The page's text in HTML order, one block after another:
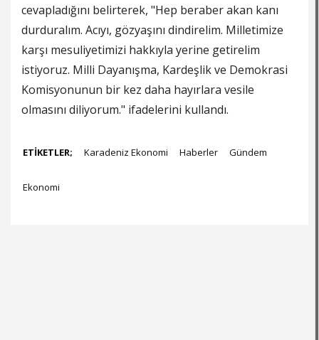
cevapladığını belirterek, "Hep beraber akan kanı
durduralım. Acıyı, gözyaşını dindirelim. Milletimize
karşı mesuliyetimizi hakkıyla yerine getirelim
istiyoruz. Milli Dayanışma, Kardeşlik ve Demokrasi
Komisyonunun bir kez daha hayırlara vesile
olmasını diliyorum." ifadelerini kullandı.
ETİKETLER; Karadeniz Ekonomi Haberler Gündem
Ekonomi